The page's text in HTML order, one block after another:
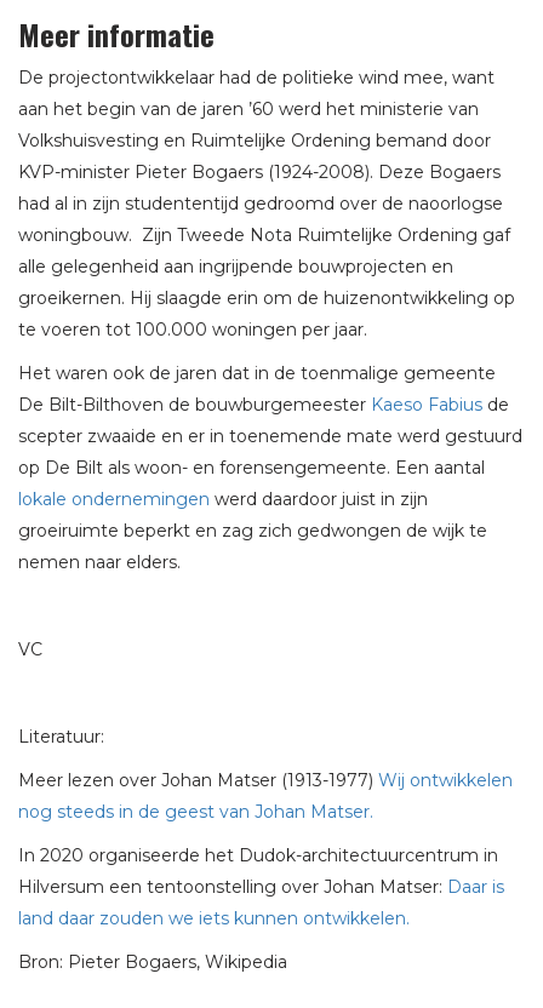
Meer informatie
De projectontwikkelaar had de politieke wind mee, want
aan het begin van de jaren ’60 werd het ministerie van
Volkshuisvesting en Ruimtelijke Ordening bemand door
KVP-minister Pieter Bogaers (1924-2008). Deze Bogaers
had al in zijn studententijd gedroomd over de naoorlogse
woningbouw. Zijn Tweede Nota Ruimtelijke Ordening gaf
alle gelegenheid aan ingrijpende bouwprojecten en
groeikernen. Hij slaagde erin om de huizenontwikkeling op
te voeren tot 100.000 woningen per jaar.
Het waren ook de jaren dat in de toenmalige gemeente
De Bilt-Bilthoven de bouwburgemeester Kaeso Fabius de
scepter zwaaide en er in toenemende mate werd gestuurd
op De Bilt als woon- en forensengemeente. Een aantal
lokale ondernemingen werd daardoor juist in zijn
groeiruimte beperkt en zag zich gedwongen de wijk te
nemen naar elders.
VC
Literatuur:
Meer lezen over Johan Matser (1913-1977) Wij ontwikkelen
nog steeds in de geest van Johan Matser.
In 2020 organiseerde het Dudok-architectuurcentrum in
Hilversum een tentoonstelling over Johan Matser: Daar is
land daar zouden we iets kunnen ontwikkelen.
Bron: Pieter Bogaers, Wikipedia